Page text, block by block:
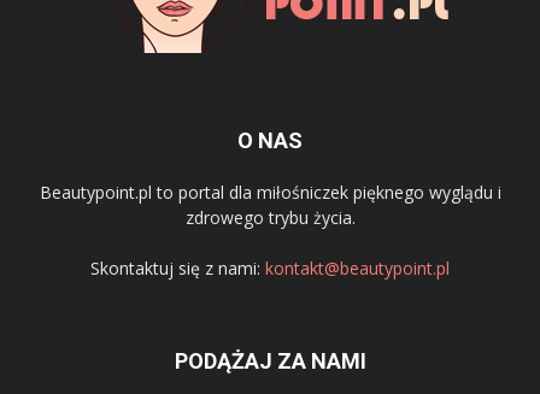
O NAS
Beautypoint.pl to portal dla miłośniczek pięknego wyglądu i
zdrowego trybu życia.
Skontaktuj się z nami: kontakt@beautypoint.pl
PODĄŻAJ ZA NAMI